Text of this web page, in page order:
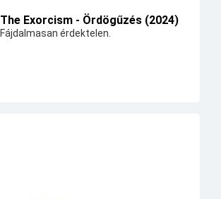
The Exorcism - Ördögűzés (2024)
Fájdalmasan érdektelen.